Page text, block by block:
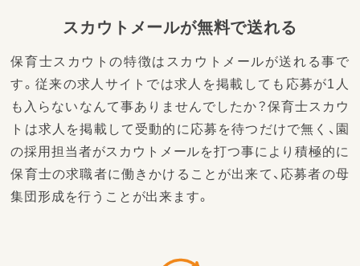
スカウトメールが無料で送れる
保育士スカウトの特徴はスカウトメールが送れる事で
す。従来の求人サイトでは求人を掲載しても応募が1人
も入らないなんて事ありませんでしたか？保育士スカウ
トは求人を掲載して受動的に応募を待つだけで無く、園
の採用担当者がスカウトメールを打つ事により積極的に
保育士の求職者に働きかけることが出来て、応募者の母
集団形成を行うことが出来ます。